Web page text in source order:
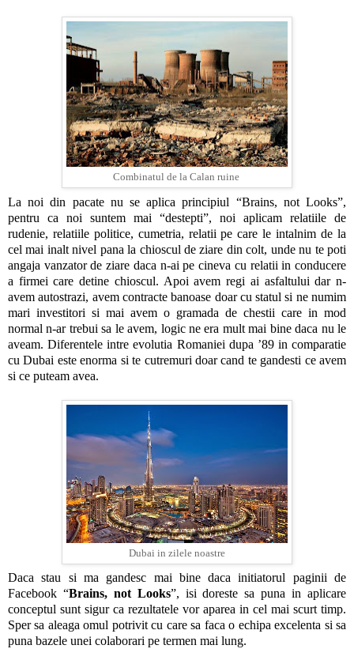
Combinatul de la Calan ruine
La noi din pacate nu se aplica principiul “Brains, not Looks”,
pentru ca noi suntem mai “destepti”, noi aplicam relatiile de
rudenie, relatiile politice, cumetria, relatii pe care le intalnim de la
cel mai inalt nivel pana la chioscul de ziare din colt, unde nu te poti
angaja vanzator de ziare daca n-ai pe cineva cu relatii in conducere
a firmei care detine chioscul. Apoi avem regi ai asfaltului dar n-
avem autostrazi, avem contracte banoase doar cu statul si ne numim
mari investitori si mai avem o gramada de chestii care in mod
normal n-ar trebui sa le avem, logic ne era mult mai bine daca nu le
aveam. Diferentele intre evolutia Romaniei dupa ’89 in comparatie
cu Dubai este enorma si te cutremuri doar cand te gandesti ce avem
si ce puteam avea.
Dubai in zilele noastre
Daca stau si ma gandesc mai bine daca initiatorul paginii de
Facebook “Brains, not Looks”, isi doreste sa puna in aplicare
conceptul sunt sigur ca rezultatele vor aparea in cel mai scurt timp.
Sper sa aleaga omul potrivit cu care sa faca o echipa excelenta si sa
puna bazele unei colaborari pe termen mai lung.